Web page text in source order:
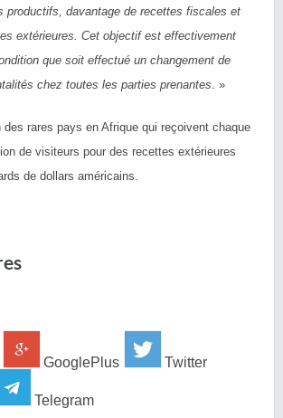
productifs, davantage de recettes fiscales et
extérieures. Cet objectif est effectivement
que soit effectué un changement de
chez toutes les parties prenantes. »
des rares pays en Afrique qui reçoivent chaque
de visiteurs pour des recettes extérieures
de dollars américains.
GooglePlus Twitter
Telegram